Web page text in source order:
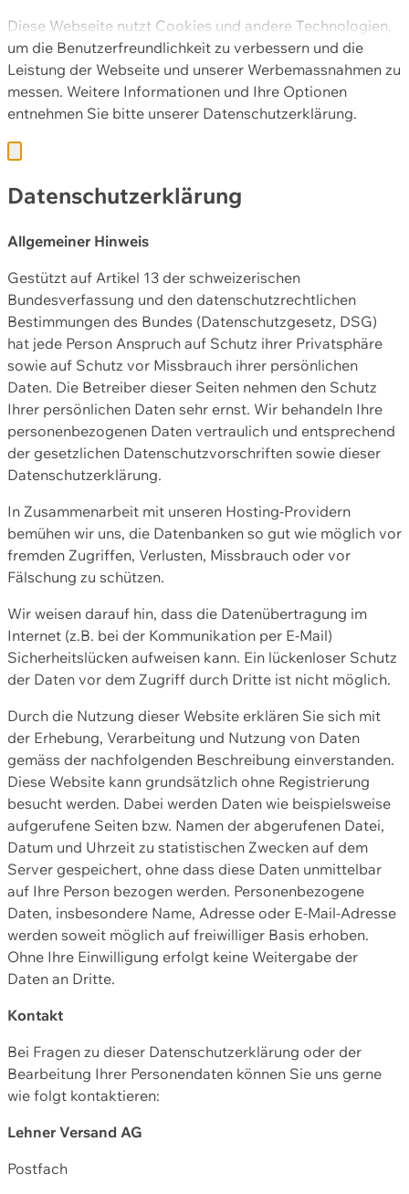
Diese Webseite nutzt Cookies und andere Technologien,
um die Benutzerfreundlichkeit zu verbessern und die
Leistung der Webseite und unserer Werbemassnahmen zu
messen. Weitere Informationen und Ihre Optionen
entnehmen Sie bitte unserer Datenschutzerklärung.
Datenschutzerklärung
Allgemeiner Hinweis
Gestützt auf Artikel 13 der schweizerischen
Bundesverfassung und den datenschutzrechtlichen
Bestimmungen des Bundes (Datenschutzgesetz, DSG)
hat jede Person Anspruch auf Schutz ihrer Privatsphäre
sowie auf Schutz vor Missbrauch ihrer persönlichen
Daten. Die Betreiber dieser Seiten nehmen den Schutz
Ihrer persönlichen Daten sehr ernst. Wir behandeln Ihre
personenbezogenen Daten vertraulich und entsprechend
der gesetzlichen Datenschutzvorschriften sowie dieser
Datenschutzerklärung.
In Zusammenarbeit mit unseren Hosting-Providern
bemühen wir uns, die Datenbanken so gut wie möglich vor
fremden Zugriffen, Verlusten, Missbrauch oder vor
Fälschung zu schützen.
Wir weisen darauf hin, dass die Datenübertragung im
Internet (z.B. bei der Kommunikation per E-Mail)
Sicherheitslücken aufweisen kann. Ein lückenloser Schutz
der Daten vor dem Zugriff durch Dritte ist nicht möglich.
Durch die Nutzung dieser Website erklären Sie sich mit
der Erhebung, Verarbeitung und Nutzung von Daten
gemäss der nachfolgenden Beschreibung einverstanden.
Diese Website kann grundsätzlich ohne Registrierung
besucht werden. Dabei werden Daten wie beispielsweise
aufgerufene Seiten bzw. Namen der abgerufenen Datei,
Datum und Uhrzeit zu statistischen Zwecken auf dem
Server gespeichert, ohne dass diese Daten unmittelbar
auf Ihre Person bezogen werden. Personenbezogene
Daten, insbesondere Name, Adresse oder E-Mail-Adresse
werden soweit möglich auf freiwilliger Basis erhoben.
Ohne Ihre Einwilligung erfolgt keine Weitergabe der
Daten an Dritte.
Kontakt
Bei Fragen zu dieser Datenschutzerklärung oder der
Bearbeitung Ihrer Personendaten können Sie uns gerne
wie folgt kontaktieren:
Lehner Versand AG
Postfach